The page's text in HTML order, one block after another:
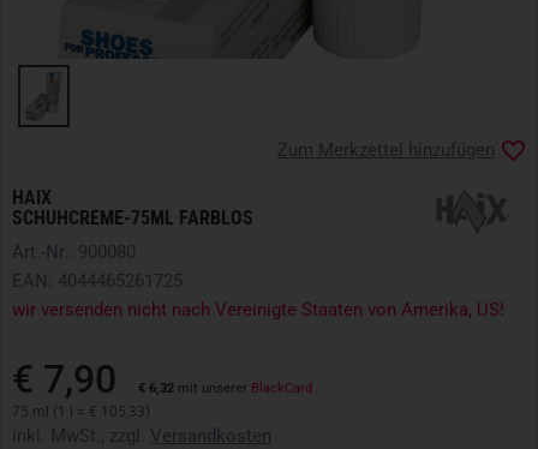
HAIX
SCHUHCREME-75ML FARBLOS
Zum Merkzettel hinzufügen
Art.-Nr.: 900080
EAN: 4044465261725
wir versenden nicht nach Vereinigte Staaten von Amerika, US!
€ 7,90 € 6,32 mit unserer BlackCard
75 ml (1 l = € 105,33)
inkl. MwSt., zzgl. Versandkosten